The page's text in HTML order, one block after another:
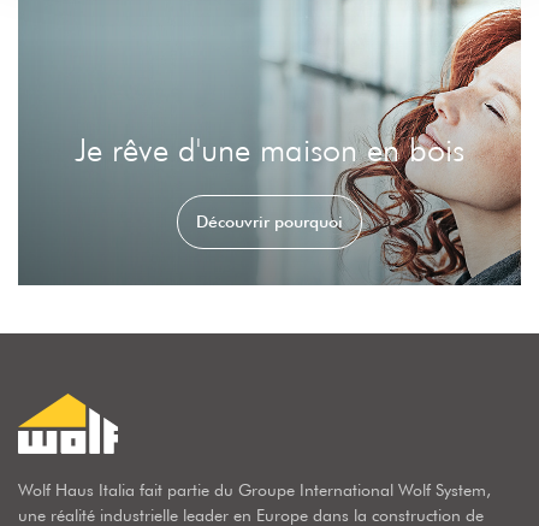
Je rêve d'une maison en bois
Découvrir pourquoi
Wolf Haus Italia fait partie du Groupe International Wolf System,
une réalité industrielle leader en Europe dans la construction de